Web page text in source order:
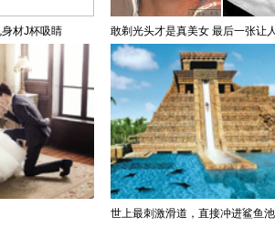
材J杯吸睛 敢剃光头才是真美女 最后一张让
世上最刺激滑道，直接冲进鲨鱼池